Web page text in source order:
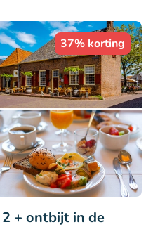
37% korting
+ ontbijt in de